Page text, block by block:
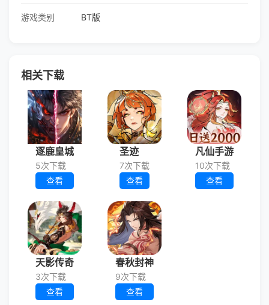
游戏类别 BT版
相关下载
逐鹿皇城
5次下载
查看
圣迹
7次下载
查看
凡仙手游
10次下载
查看
天影传奇
3次下载
查看
春秋封神
9次下载
查看